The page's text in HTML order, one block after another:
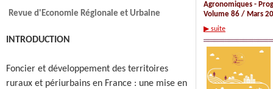
Revue d'Economie Régionale et Urbaine
INTRODUCTION
Foncier et développement des territoires
ruraux et périurbains en France : une mise en
Agronomiques -
Volume 86 / Mars
▶ suite